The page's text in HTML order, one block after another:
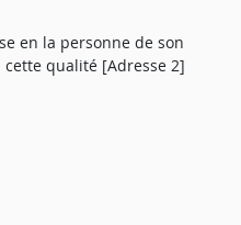
en la personne de son
qualité [Adresse 2]